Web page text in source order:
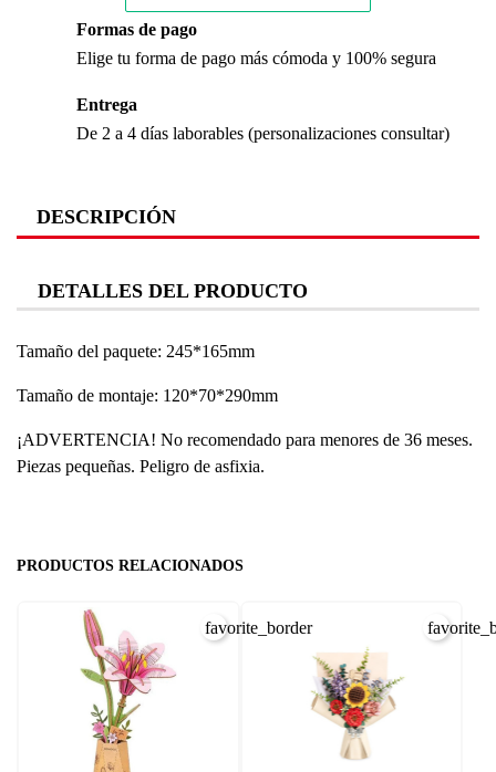
Formas de pago
Elige tu forma de pago más cómoda y 100% segura
Entrega
De 2 a 4 días laborables (personalizaciones consultar)
DESCRIPCIÓN
DETALLES DEL PRODUCTO
Tamaño del paquete: 245*165mm
Tamaño de montaje: 120*70*290mm
¡ADVERTENCIA! No recomendado para menores de 36 meses.
Piezas pequeñas. Peligro de asfixia.
PRODUCTOS RELACIONADOS
favorite_border